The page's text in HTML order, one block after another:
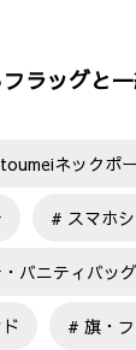
ラッグと
toumeiネックポ
スマホ
バニティバッグ
旗・